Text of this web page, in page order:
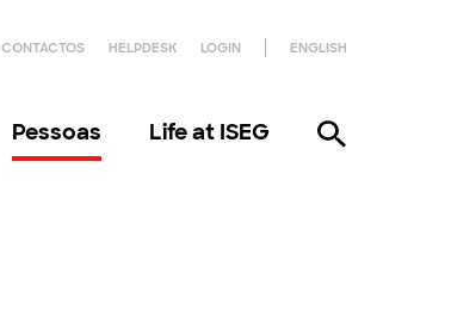
CONTACTOS HELPDESK LOGIN ENGLISH
Pessoas Life at ISEG